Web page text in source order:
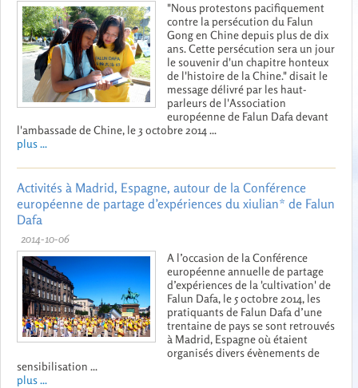
"Nous protestons pacifiquement
contre la persécution du Falun
Gong en Chine depuis plus de dix
ans. Cette persécution sera un jour
le souvenir d'un chapitre honteux
de l'histoire de la Chine." disait le
message délivré par les haut-
parleurs de l'Association
européenne de Falun Dafa devant
l'ambassade de Chine, le 3 octobre 2014 ...
plus ...
Activités à Madrid, Espagne, autour de la Conférence
européenne de partage d’expériences du xiulian* de Falun
Dafa
2014-10-06
A l’occasion de la Conférence
européenne annuelle de partage
d’expériences de la 'cultivation' de
Falun Dafa, le 5 octobre 2014, les
pratiquants de Falun Dafa d’une
trentaine de pays se sont retrouvés
à Madrid, Espagne où étaient
organisés divers évènements de
sensibilisation ...
plus ...